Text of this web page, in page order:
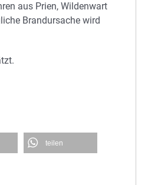
aus Prien, Wildenwart
Brandursache wird
teilen